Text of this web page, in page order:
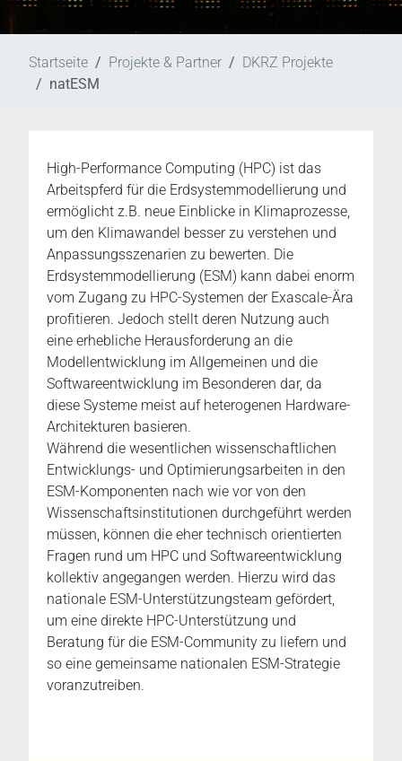
Startseite Projekte & Partner
DKRZ Projekte
natESM
High-Performance Computing (HPC) ist das
Arbeitspferd für die Erdsystemmodellierung und
ermöglicht z.B. neue Einblicke in Klimaprozesse,
um den Klimawandel besser zu verstehen und
Anpassungsszenarien zu bewerten. Die
Erdsystemmodellierung (ESM) kann dabei enorm
vom Zugang zu HPC-Systemen der Exascale-Ära
profitieren. Jedoch stellt deren Nutzung auch
eine erhebliche Herausforderung an die
Modellentwicklung im Allgemeinen und die
Softwareentwicklung im Besonderen dar, da
diese Systeme meist auf heterogenen Hardware-
Architekturen basieren.
Während die wesentlichen wissenschaftlichen
Entwicklungs- und Optimierungsarbeiten in den
ESM-Komponenten nach wie vor von den
Wissenschaftsinstitutionen durchgeführt werden
müssen, können die eher technisch orientierten
Fragen rund um HPC und Softwareentwicklung
kollektiv angegangen werden. Hierzu wird das
nationale ESM-Unterstützungsteam gefördert,
um eine direkte HPC-Unterstützung und
Beratung für die ESM-Community zu liefern und
so eine gemeinsame nationalen ESM-Strategie
voranzutreiben.